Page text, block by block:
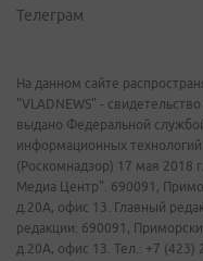
Телеграм
На данном сайте
"VLADNEWS" -
выдано Федеральной
информационных
(Роскомнадзор) 17 мая 2018
Медиа Центр". 690091,
д.20А, офис 13. Главный
редакции: 690091,
д.20А, офис 13. Тел.: +7 (423)